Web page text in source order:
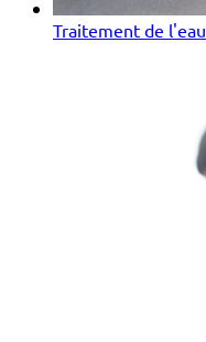
Traitement de l'eau